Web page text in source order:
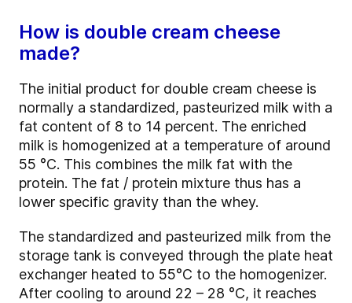
How is double cream cheese
made?
The initial product for double cream cheese is
normally a standardized, pasteurized milk with a
fat content of 8 to 14 percent. The enriched
milk is homogenized at a temperature of around
55 °C. This combines the milk fat with the
protein. The fat / protein mixture thus has a
lower specific gravity than the whey.
The standardized and pasteurized milk from the
storage tank is conveyed through the plate heat
exchanger heated to 55°C to the homogenizer.
After cooling to around 22 – 28 °C, it reaches